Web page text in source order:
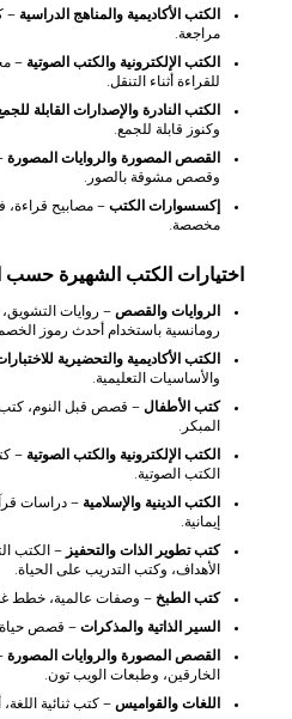
الكتب الأكاديمية والمناهج الدراسية –
مراجعة.
الكتب الإلكترونية والكتب الصوتية –
للقراءة أثناء التنقل.
الكتب النادرة والإصدارات القابلة
وكنوز قابلة للجمع.
القصص المصورة والروايات المصورة
وقصص مشوقة بالصور.
إكسسوارات الكتب – مصابيح
مخصصة.
اختيارات الكتب الشهيرة حسب
الروايات والقصص – روايات التشويق،
رومانسية باستخدام أحدث رموز الخصم.
الكتب الأكاديمية والتحضيرية
والأساسيات التعليمية.
كتب الأطفال – قصص قبل النوم، كتب
المبكر.
الكتب الإلكترونية والكتب الصوتية –
الكتب الصوتية.
الكتب الدينية والإسلامية – دراسات
إيمانية.
كتب تطوير الذات والتحفيز – الكتب
الأهداف، وكتب التدريب على الحياة.
كتب الطبخ – وصفات عالمية، خطط
السير الذاتية والمذكرات – قصص حياة
القصص المصورة والروايات المصورة
الخارقين، وطبعات الويب تون.
اللغات والقواميس – كتب ثنائية اللغة،